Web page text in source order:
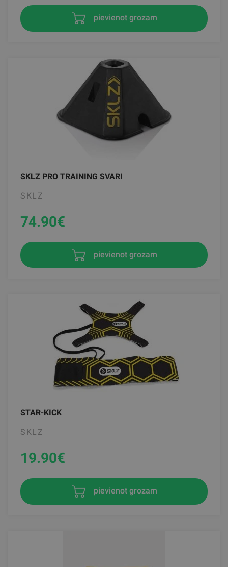
pievienot grozam
SKLZ PRO TRAINING SVARI
SKLZ
74.90€
pievienot grozam
STAR-KICK
SKLZ
19.90€
pievienot grozam